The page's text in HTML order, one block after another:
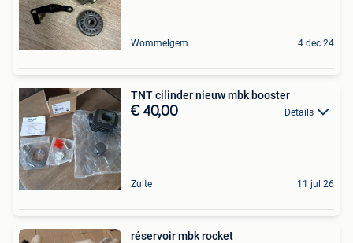
Wommelgem 4 dec 24
TNT cilinder nieuw mbk booster
€ 40,00 Details
Zulte 11 jul 26
réservoir mbk rocket